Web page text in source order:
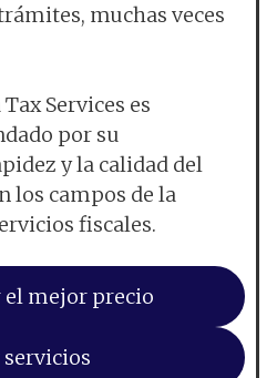
muchas veces
Services es
por su
y la calidad del
los campos de la
fiscales.
mejor precio
servicios